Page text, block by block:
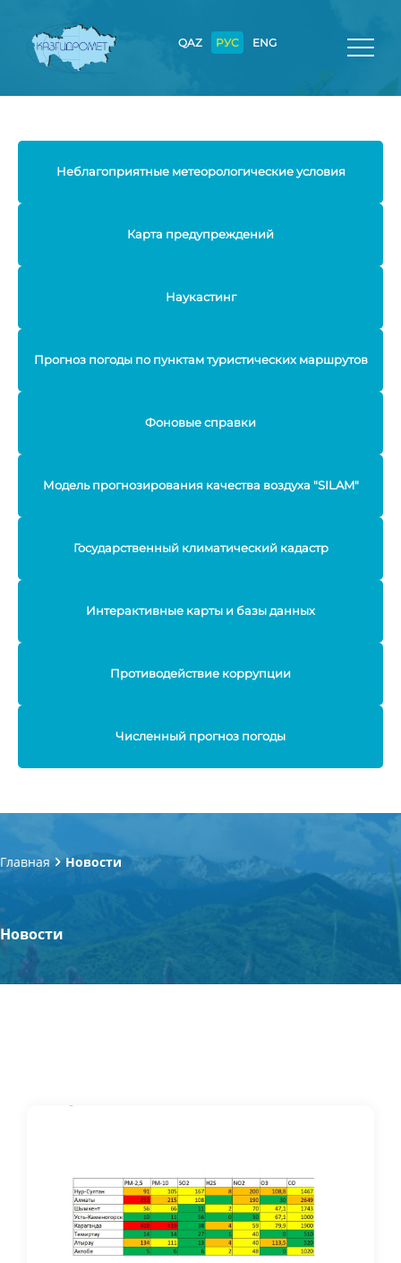
QAZ РУС ENG
Неблагоприятные метеорологические условия
Карта предупреждений
Наукастинг
Прогноз погоды по пунктам туристических маршрутов
Фоновые справки
Модель прогнозирования качества воздуха "SILAM"
Государственный климатический кадастр
Интерактивные карты и базы данных
Противодействие коррупции
Численный прогноз погоды
Главная Новости
Новости